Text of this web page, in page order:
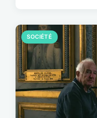
SOCIÉTÉ